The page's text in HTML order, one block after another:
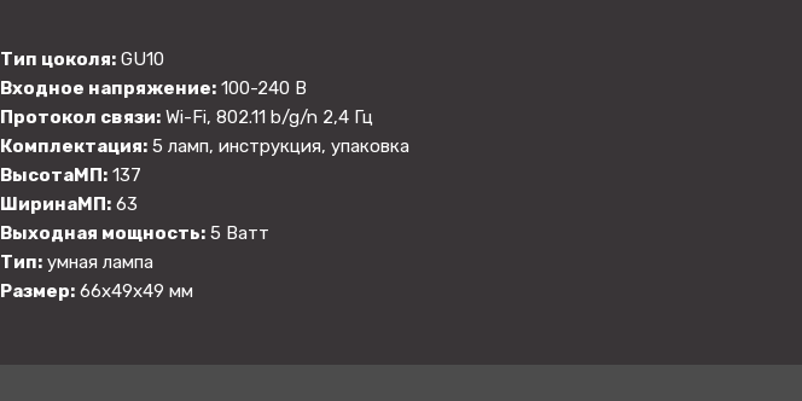
Тип цоколя:GU10
Входное напряжение:100-240 В
Протокол связи:Wi-Fi, 802.11 b/g/n 2,4 Гц
Комплектация:5 ламп, инструкция, упаковка
ВысотаМП:137
ШиринаМП:63
Выходная мощность:5 Ватт
Тип:умная лампа
Размер:66х49х49 мм